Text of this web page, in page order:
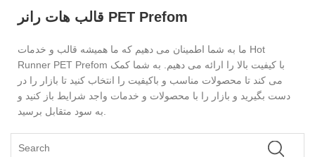
قالب هات رانر PET Prefom
ما به شما اطمینان می دهیم که ما همیشه قالب و خدمات Hot
Runner PET Prefom با کیفیت بالا را ارائه می دهیم. به شما کمک
می کند تا محصولات مناسب و باکیفیت را انتخاب کنید تا بازار را در
دست بگیرید و بازار را با محصولات و خدمات واجد شرایط باز کنید و